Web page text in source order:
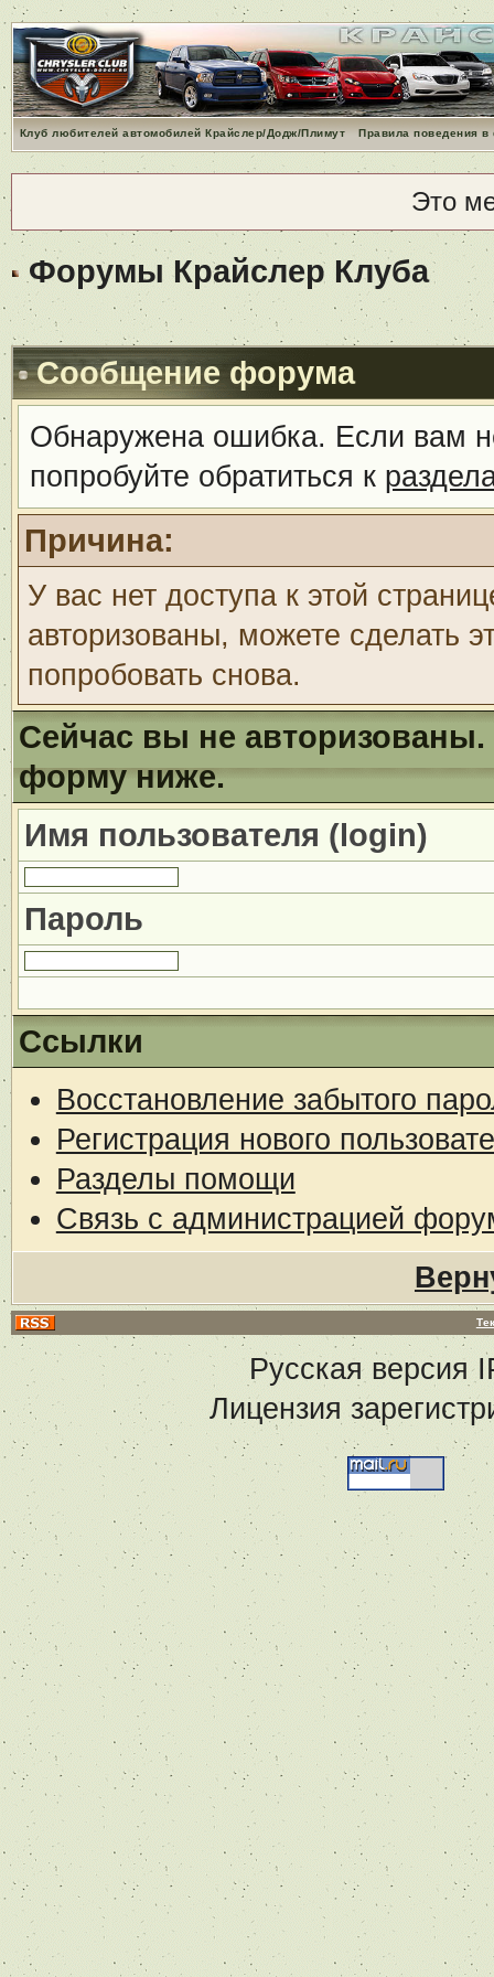
Клуб любителей автомобилей Крайслер/Додж/Плимут Правила поведения
Это
Форумы Крайслер Клуба
Сообщение форума
Обнаружена ошибка. Если вам
попробуйте обратиться к
Причина:
У вас нет доступа к этой
авторизованы, можете сделать
попробовать снова.
Сейчас вы не авторизованы.
форму ниже.
Имя пользователя (login)
Пароль
Ссылки
Восстановление забытого
Регистрация нового
Разделы помощи
Связь с администрацией
Русская версия
Лицензия